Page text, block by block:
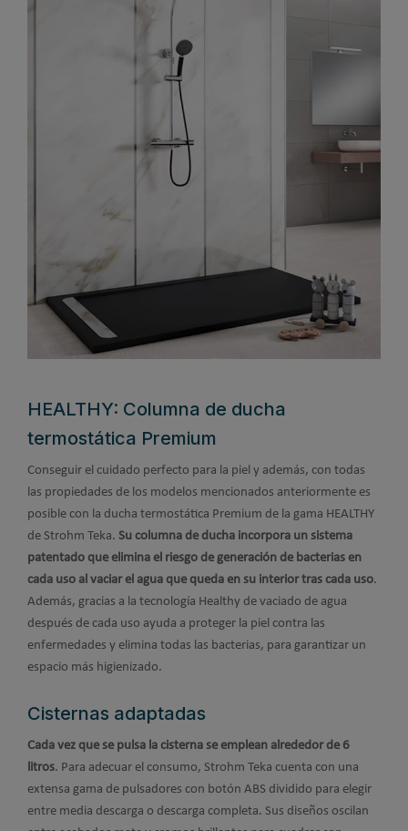
HEALTHY: Columna de ducha
termostática Premium
Conseguir el cuidado perfecto para la piel y además, con todas
las propiedades de los modelos mencionados anteriormente es
posible con la ducha termostática Premium de la gama HEALTHY
de Strohm Teka. Su columna de ducha incorpora un sistema
patentado que elimina el riesgo de generación de bacterias en
cada uso al vaciar el agua que queda en su interior tras cada uso.
Además, gracias a la tecnología Healthy de vaciado de agua
después de cada uso ayuda a proteger la piel contra las
enfermedades y elimina todas las bacterias, para garantizar un
espacio más higienizado.
Cisternas adaptadas
Cada vez que se pulsa la cisterna se emplean alrededor de 6
litros. Para adecuar el consumo, Strohm Teka cuenta con una
extensa gama de pulsadores con botón ABS dividido para elegir
entre media descarga o descarga completa. Sus diseños oscilan